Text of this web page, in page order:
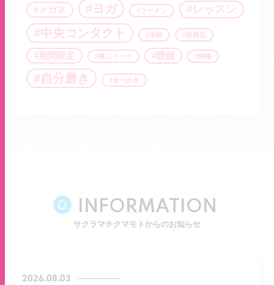
メガネ ヨガ ラーメン レッスン
中央コンタクト 体験 新商品
期間限定 桃スイーツ 眼鏡 移籍
自分磨き 食べ歩き
INFORMATION
サクラマチクマモトからのお知らせ
2026.08.03